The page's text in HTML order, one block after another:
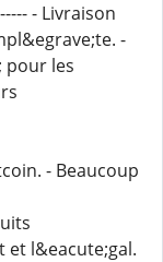
- Livraison
-
pour les
- Beaucoup
et l&eacute;gal.